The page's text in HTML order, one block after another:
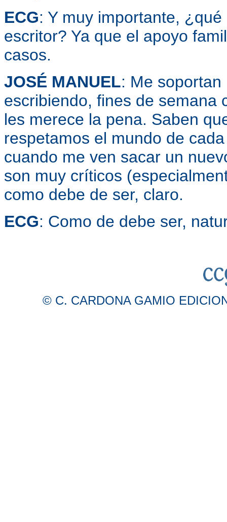
ECG: Y muy importante,
escritor? Ya que el apoyo
casos.
JOSÉ MANUEL: Me
escribiendo, fines de semana
les merece la pena. Saben
respetamos el mundo de
cuando me ven sacar un
son muy críticos
como debe de ser, claro.
ECG: Como de debe ser,
© C. CARDONA GAMIO